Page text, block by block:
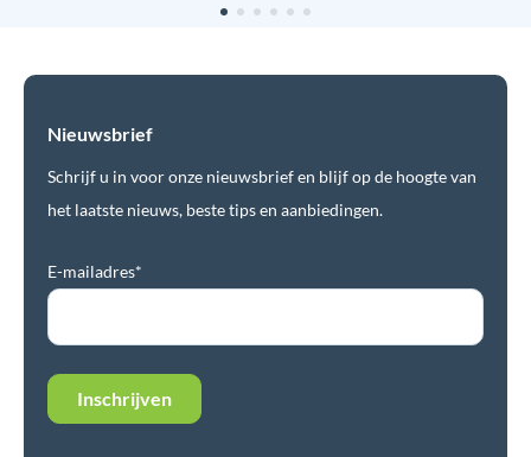
Nieuwsbrief
Schrijf u in voor onze nieuwsbrief en blijf op de hoogte van
het laatste nieuws, beste tips en aanbiedingen.
E-mailadres*